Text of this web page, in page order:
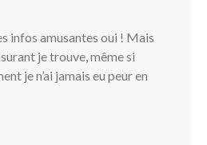
infos amusantes oui ! Mais
je trouve, même si
je n’ai jamais eu peur en